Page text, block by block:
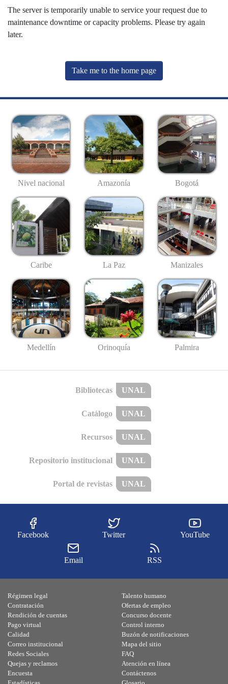
The server is temporarily unable to service your request due to
maintenance downtime or capacity problems. Please try again
later.
Take me to the home page
Nivel nacional Amazonía Bogotá
Caribe La Paz Manizales
Medellín Orinoquía Palmira
Bibliotecas UNAL
Catálogo UNAL
Recursos UNAL
Repositorio institucional UNAL
Portal de revistas UNAL
Facebook Twitter YouTube
Email RSS
Régimen legal
Contratación
Rendición de cuentas
Pago virtual
Calidad
Talento humano
Ofertas de empleo
Concurso docente
Control interno
Buzón de notificaciones
Correo institucional
Redes Sociales
Quejas y reclamos
Encuesta
Mapa del sitio
FAQ
Atención en línea
Contáctenos